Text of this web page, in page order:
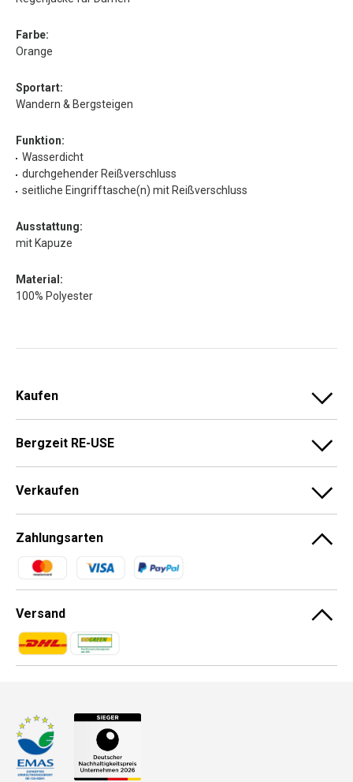
Farbe:
Orange
Sportart:
Wandern & Bergsteigen
Funktion:
Wasserdicht
durchgehender Reißverschluss
seitliche Eingrifftasche(n) mit Reißverschluss
Ausstattung:
mit Kapuze
Material:
100% Polyester
Kaufen
Bergzeit RE-USE
Verkaufen
Zahlungsarten
Zahlungsmethoden
Versand
Zahlungsmethoden
Zahlungsmethoden